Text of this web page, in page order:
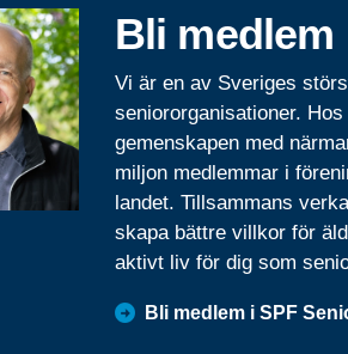
Bli medlem
Vi är en av Sveriges
seniororganisationer.
gemenskapen med
miljon medlemmar i
landet. Tillsammans
skapa bättre villkor för
aktivt liv för dig som
Bli medlem i SPF